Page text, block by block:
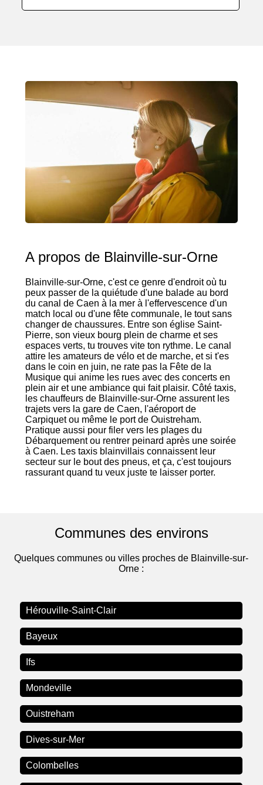
A propos de Blainville-sur-Orne
Blainville-sur-Orne, c'est ce genre d'endroit où tu
peux passer de la quiétude d'une balade au bord
du canal de Caen à la mer à l'effervescence d'un
match local ou d'une fête communale, le tout sans
changer de chaussures. Entre son église Saint-
Pierre, son vieux bourg plein de charme et ses
espaces verts, tu trouves vite ton rythme. Le canal
attire les amateurs de vélo et de marche, et si t'es
dans le coin en juin, ne rate pas la Fête de la
Musique qui anime les rues avec des concerts en
plein air et une ambiance qui fait plaisir. Côté taxis,
les chauffeurs de Blainville-sur-Orne assurent les
trajets vers la gare de Caen, l'aéroport de
Carpiquet ou même le port de Ouistreham.
Pratique aussi pour filer vers les plages du
Débarquement ou rentrer peinard après une soirée
à Caen. Les taxis blainvillais connaissent leur
secteur sur le bout des pneus, et ça, c'est toujours
rassurant quand tu veux juste te laisser porter.
Communes des environs
Quelques communes ou villes proches de Blainville-sur-
Orne :
Hérouville-Saint-Clair
Bayeux
Ifs
Mondeville
Ouistreham
Dives-sur-Mer
Colombelles